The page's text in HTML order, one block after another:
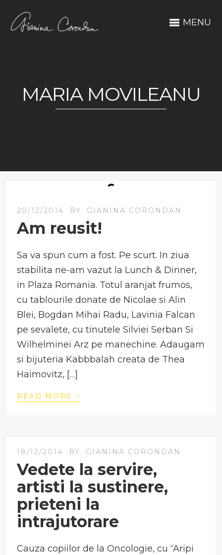
MENU
MARIA MOVILEANU
20/12/2014 BY GIANINA CORONDAN
Am reusit!
Sa va spun cum a fost. Pe scurt. In ziua
stabilita ne-am vazut la Lunch & Dinner,
in Plaza Romania. Totul aranjat frumos,
cu tablourile donate de Nicolae si Alin
Blei, Bogdan Mihai Radu, Lavinia Falcan
pe sevalete, cu tinutele Silviei Serban Si
Wilhelminei Arz pe manechine. Adaugam
si bijuteria Kabbbalah creata de Thea
Haimovitz, […]
READ MORE ›
18/12/2014 BY GIANINA CORONDAN
Vedete la servire,
artisti la sustinere,
prieteni la
intrajutorare
Cauza copiilor de la Oncologie, cu “Aripi